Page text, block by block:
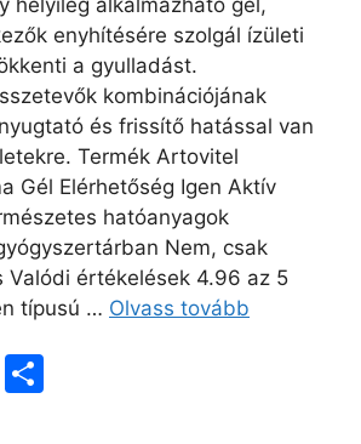
enyhítésére szolgál ízületi
a gyulladást.
kombinációjának
és frissítő hatással van
Termék Artovitel
Gél Elérhetőség Igen Aktív
hatóanyagok
Nem, csak
Valódi értékelések 4.96 az 5
típusú … Olvass tovább
E